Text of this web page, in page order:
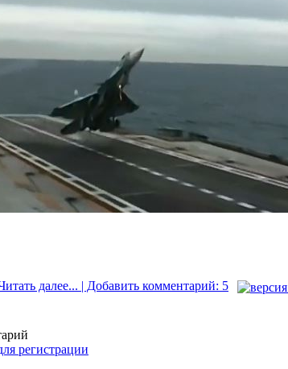
далее... | Добавить комментарий: 5
регистрации